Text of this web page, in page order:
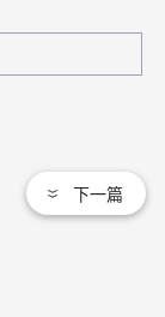
下一篇